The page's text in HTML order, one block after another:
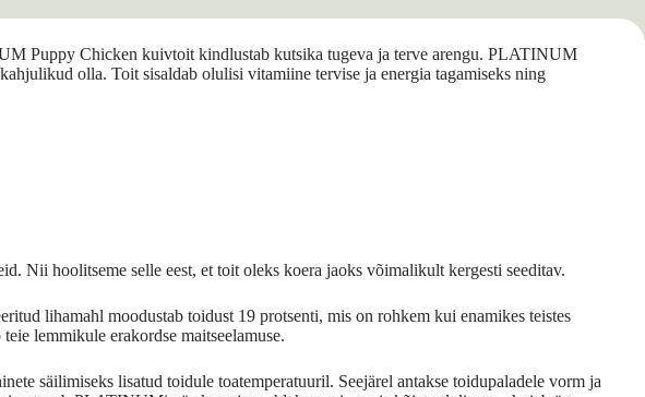
Puppy Chicken kuivtoit kindlustab kutsika tugeva ja terve arengu. PLATINUM
olla. Toit sisaldab olulisi vitamiine tervise ja energia tagamiseks ning
Nii hoolitseme selle eest, et toit oleks koera jaoks võimalikult kergesti seeditav.
lihamahl moodustab toidust 19 protsenti, mis on rohkem kui enamikes teistes
lemmikule erakordse maitseelamuse.
säilimiseks lisatud toidule toatemperatuuril. Seejärel antakse toidupaladele vorm ja